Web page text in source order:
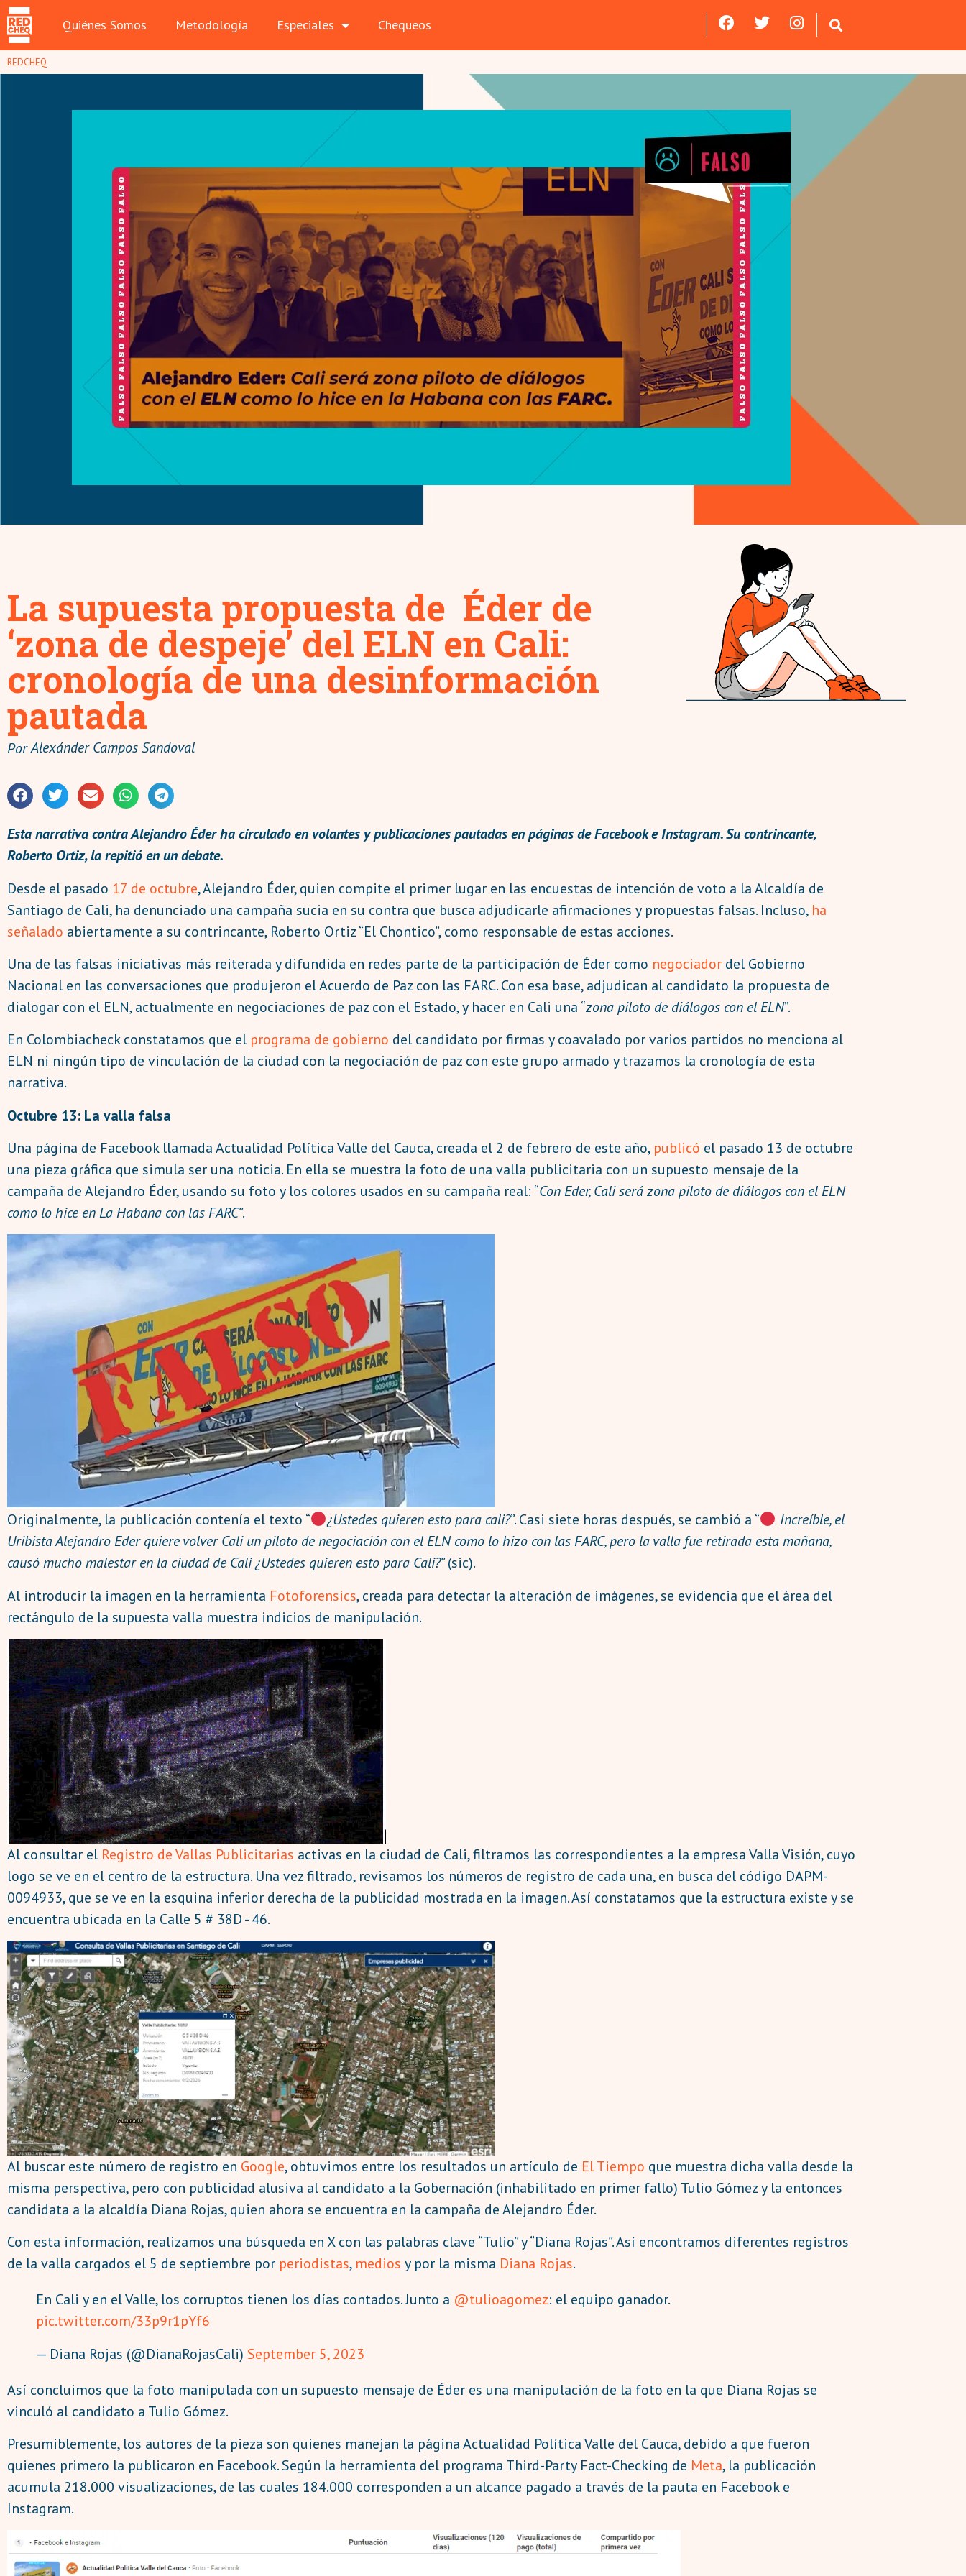
Quiénes Somos Metodología Especiales Chequeos
REDCHEQ
La supuesta propuesta de Éder de
‘zona de despeje’ del ELN en Cali:
cronología de una desinformación
pautada
PorAlexánder Campos Sandoval
Esta narrativa contra Alejandro Éder ha circulado en volantes y publicaciones pautadas en páginas de Facebook e Instagram. Su contrincante,
Roberto Ortiz, la repitió en un debate.
Desde el pasado 17 de octubre, Alejandro Éder, quien compite el primer lugar en las encuestas de intención de voto a la Alcaldía de
Santiago de Cali, ha denunciado una campaña sucia en su contra que busca adjudicarle afirmaciones y propuestas falsas. Incluso, ha
señalado abiertamente a su contrincante, Roberto Ortiz “El Chontico”, como responsable de estas acciones.
Una de las falsas iniciativas más reiterada y difundida en redes parte de la participación de Éder como negociador del Gobierno
Nacional en las conversaciones que produjeron el Acuerdo de Paz con las FARC. Con esa base, adjudican al candidato la propuesta de
dialogar con el ELN, actualmente en negociaciones de paz con el Estado, y hacer en Cali una “zona piloto de diálogos con el ELN”.
En Colombiacheck constatamos que el programa de gobierno del candidato por firmas y coavalado por varios partidos no menciona al
ELN ni ningún tipo de vinculación de la ciudad con la negociación de paz con este grupo armado y trazamos la cronología de esta
narrativa.
Octubre 13: La valla falsa
Una página de Facebook llamada Actualidad Política Valle del Cauca, creada el 2 de febrero de este año, publicó el pasado 13 de octubre
una pieza gráfica que simula ser una noticia. En ella se muestra la foto de una valla publicitaria con un supuesto mensaje de la
campaña de Alejandro Éder, usando su foto y los colores usados en su campaña real: “Con Eder, Cali será zona piloto de diálogos con el ELN
como lo hice en La Habana con las FARC”.
Originalmente, la publicación contenía el texto “ ¿Ustedes quieren esto para cali?”. Casi siete horas después, se cambió a “
Increíble, el
Uribista Alejandro Eder quiere volver Cali un piloto de negociación con el ELN como lo hizo con las FARC, pero la valla fue retirada esta mañana,
causó mucho malestar en la ciudad de Cali ¿Ustedes quieren esto para Cali?” (sic).
Al introducir la imagen en la herramienta Fotoforensics, creada para detectar la alteración de imágenes, se evidencia que el área del
rectángulo de la supuesta valla muestra indicios de manipulación.
Al consultar el Registro de Vallas Publicitarias activas en la ciudad de Cali, filtramos las correspondientes a la empresa Valla Visión, cuyo
logo se ve en el centro de la estructura. Una vez filtrado, revisamos los números de registro de cada una, en busca del código DAPM-
0094933, que se ve en la esquina inferior derecha de la publicidad mostrada en la imagen. Así constatamos que la estructura existe y se
encuentra ubicada en la Calle 5 # 38D - 46.
Al buscar este número de registro en Google, obtuvimos entre los resultados un artículo de El Tiempo que muestra dicha valla desde la
misma perspectiva, pero con publicidad alusiva al candidato a la Gobernación (inhabilitado en primer fallo) Tulio Gómez y la entonces
candidata a la alcaldía Diana Rojas, quien ahora se encuentra en la campaña de Alejandro Éder.
Con esta información, realizamos una búsqueda en X con las palabras clave “Tulio” y “Diana Rojas”. Así encontramos diferentes registros
de la valla cargados el 5 de septiembre por periodistas, medios y por la misma Diana Rojas.
En Cali y en el Valle, los corruptos tienen los días contados. Junto a @tulioagomez: el equipo ganador.
pic.twitter.com/33p9r1pYf6
— Diana Rojas (@DianaRojasCali) September 5, 2023
Así concluimos que la foto manipulada con un supuesto mensaje de Éder es una manipulación de la foto en la que Diana Rojas se
vinculó al candidato a Tulio Gómez.
Presumiblemente, los autores de la pieza son quienes manejan la página Actualidad Política Valle del Cauca, debido a que fueron
quienes primero la publicaron en Facebook. Según la herramienta del programa Third-Party Fact-Checking de Meta, la publicación
acumula 218.000 visualizaciones, de las cuales 184.000 corresponden a un alcance pagado a través de la pauta en Facebook e
Instagram.